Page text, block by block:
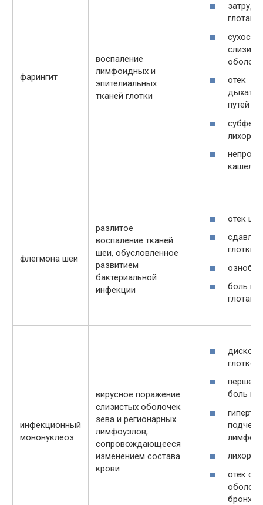
фарингит
воспаление
лимфоидных и
эпителиальных
тканей глотки
сухость
отек
путей
кашель
флегмона шеи
разлитое
воспаление тканей
шеи, обусловленное
развитием
бактериальной
инфекции
отек
глотки
озноб
боль
инфекционный
мононуклеоз
вирусное поражение
слизистых оболочек
зева и регионарных
лимфоузлов,
сопровождающееся
изменением состава
крови
глотке
боль в
отек